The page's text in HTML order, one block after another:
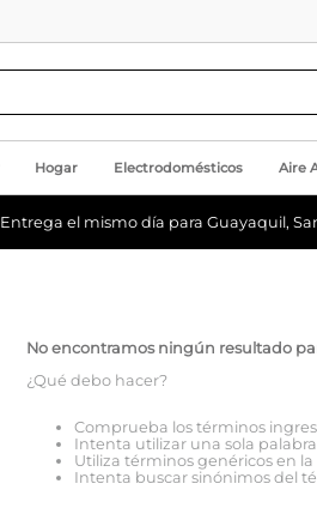
Hogar Electrodomésticos Aire
Entrega el mismo día para Guayaquil,
No encontramos ningún resultado
¿Qué debo hacer?
Comprueba los términos
Intenta utilizar una sola palabra
Utiliza términos genéricos en
Intenta buscar sinónimos del